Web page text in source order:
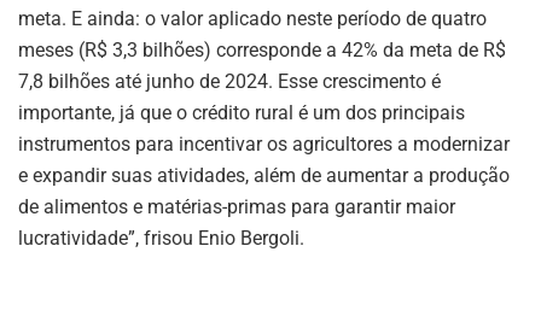
meta. E ainda: o valor aplicado neste período de quatro
meses (R$ 3,3 bilhões) corresponde a 42% da meta de R$
7,8 bilhões até junho de 2024. Esse crescimento é
importante, já que o crédito rural é um dos principais
instrumentos para incentivar os agricultores a modernizar
e expandir suas atividades, além de aumentar a produção
de alimentos e matérias-primas para garantir maior
lucratividade”, frisou Enio Bergoli.